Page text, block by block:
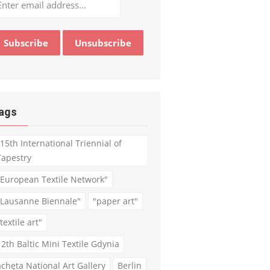
International Triennial of
Textile Network"
Biennale"
"paper art"
art"
Baltic Mini Textile Gdynia
National Art Gallery
Berlin